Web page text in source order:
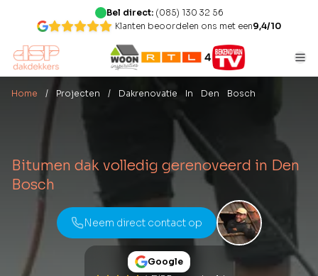
Bel direct: (085) 130 32 56
Klanten beoordelen ons met een9,4/10
Home / Projecten / Dakrenovatie In Den Bosch
Bitumen dak volledig gerenoveerd in Den
Bosch
Neem direct contact op
Google